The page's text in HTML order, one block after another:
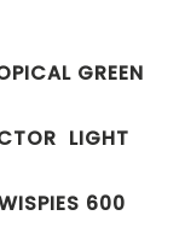
GREEN
LIGHT
600